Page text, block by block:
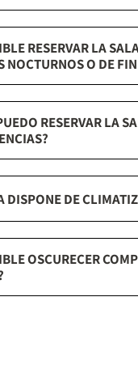
RESERVAR LA
NOCTURNOS O DE
RESERVAR LA
DISPONE DE
OSCURECER